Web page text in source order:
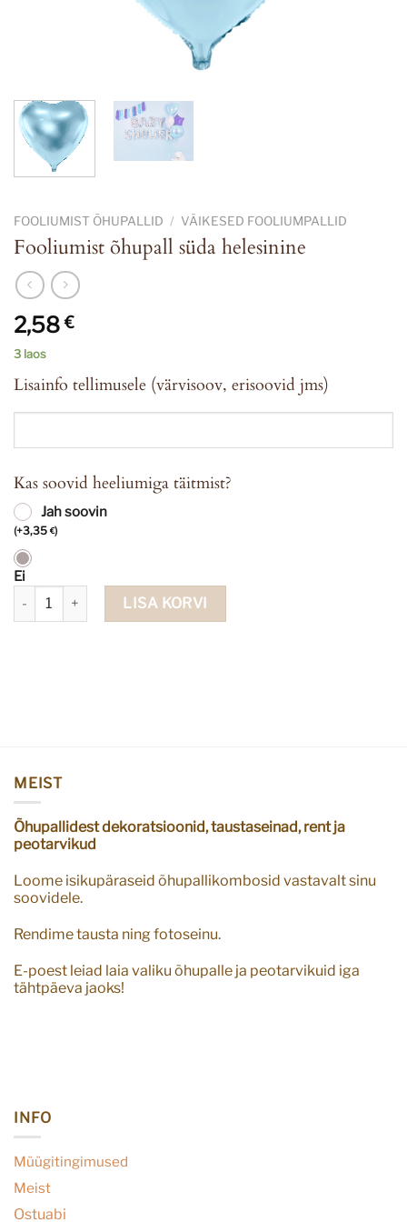
FOOLIUMIST ÕHUPALLID / VÄIKESED FOOLIUMPALLID
Fooliumist õhupall süda helesinine
2,58€
3 laos
Lisainfo tellimusele (värvisoov, erisoovid jms)
Kas soovid heeliumiga täitmist?
Jah soovin
(+3,35 €)
Ei
Fooliumist õhupall süda helesinine kogus
LISA KORVI
MEIST
Õhupallidest dekoratsioonid, taustaseinad, rent ja
peotarvikud
Loome isikupäraseid õhupallikombosid vastavalt sinu
soovidele.
Rendime tausta ning fotoseinu.
E-poest leiad laia valiku õhupalle ja peotarvikuid iga
tähtpäeva jaoks!
INFO
Müügitingimused
Meist
Ostuabi